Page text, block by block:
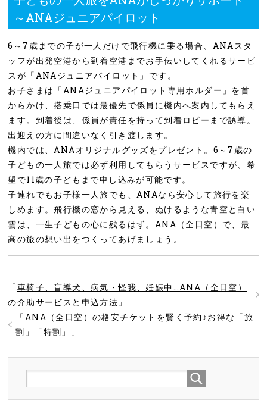
～ANAジュニアパイロット
6～7歳までの子が一人だけで飛行機に乗る場合、ANAスタ
ッフが出発空港から到着空港までお手伝いしてくれるサービ
スが「ANAジュニアパイロット」です。
お子さまは「ANAジュニアパイロット専用ホルダー」を首
からかけ、搭乗口では最優先で係員に機内へ案内してもらえ
ます。到着後は、係員が責任を持って到着ロビーまで誘導。
出迎えの方に間違いなく引き渡します。
機内では、ANAオリジナルグッズをプレゼント。6～7歳の
子どもの一人旅では必ず利用してもらうサービスですが、希
望で11歳の子どもまで申し込みが可能です。
子連れでもお子様一人旅でも、ANAなら安心して旅行を楽
しめます。飛行機の窓から見える、ぬけるような青空と白い
雲は、一生子どもの心に残るはず。ANA（全日空）で、最
高の旅の想い出をつくってあげましょう。
「車椅子、盲導犬、病気・怪我、妊娠中…ANA（全日空）
の介助サービスと申込方法 」
「 ANA（全日空）の格安チケットを賢く予約♪お得な「旅
割」「特割」
」